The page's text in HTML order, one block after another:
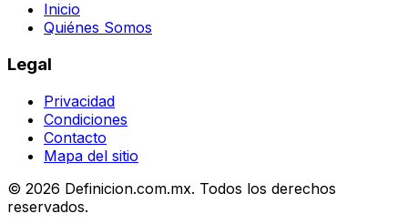
Inicio
Quiénes Somos
Legal
Privacidad
Condiciones
Contacto
Mapa del sitio
© 2026 Definicion.com.mx. Todos los derechos
reservados.